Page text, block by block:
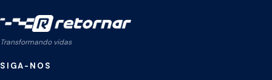
Transformando vidas
SIGA-NOS